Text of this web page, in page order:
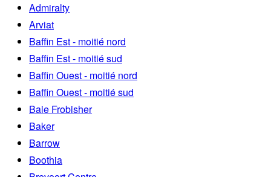
Admiralty
Arviat
Baffin Est - moitié nord
Baffin Est - moitié sud
Baffin Ouest - moitié nord
Baffin Ouest - moitié sud
Baie Frobisher
Baker
Barrow
Boothia